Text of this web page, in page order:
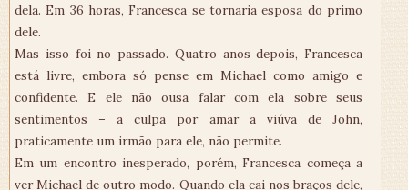
dela. Em 36 horas, Francesca se tornaria esposa do primo
dele.
Mas isso foi no passado. Quatro anos depois, Francesca
está livre, embora só pense em Michael como amigo e
confidente. E ele não ousa falar com ela sobre seus
sentimentos – a culpa por amar a viúva de John,
praticamente um irmão para ele, não permite.
Em um encontro inesperado, porém, Francesca começa a
ver Michael de outro modo. Quando ela cai nos braços dele,